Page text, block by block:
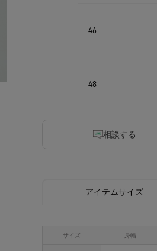
46
48
相談する
アイテムサイズ
サイズ 身幅